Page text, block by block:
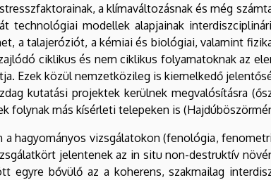
a klímaváltozásnak és még
technológiai modellek alapjainak
a talajeróziót, a kémiai és biológiai, valamint
ciklikus és nem ciklikus folyamatoknak az
Ezek közül nemzetközileg is kiemelkedő
kutatási projektek kerülnek megvalósításra
folynak más kísérleti telepeken is
hagyományos vizsgálatokon (fenológia,
jelentenek az in situ non-destruktív
egyre bővülő az a koherens, szakmailag